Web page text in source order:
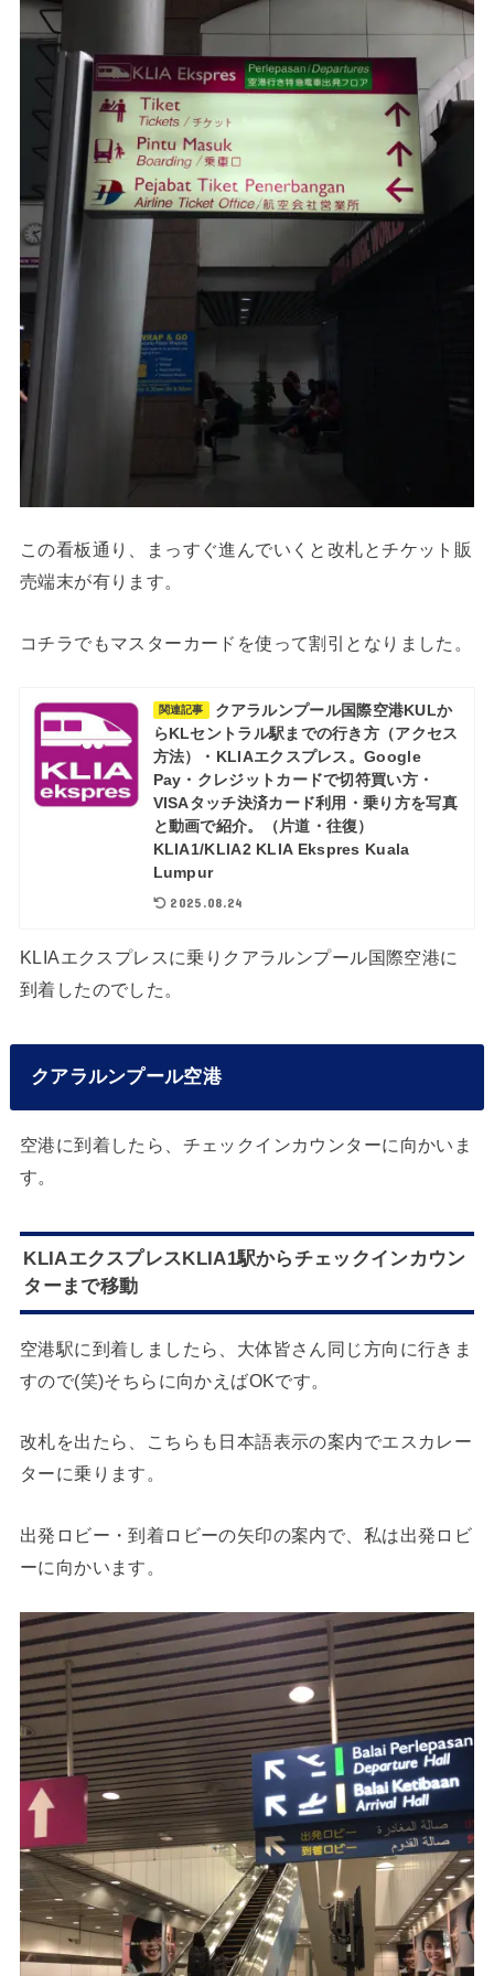
この看板通り、まっすぐ進んでいくと改札とチケット販
売端末が有ります。
コチラでもマスターカードを使って割引となりました。
関連記事
クアラルンプール国際空港KULか
らKLセントラル駅までの行き方（アクセス
方法）・KLIAエクスプレス。Google
Pay・クレジットカードで切符買い方・
VISAタッチ決済カード利用・乗り方を写真
と動画で紹介。（片道・往復）
KLIA1/KLIA2 KLIA Ekspres Kuala
Lumpur
2025.08.24
KLIAエクスプレスに乗りクアラルンプール国際空港に
到着したのでした。
クアラルンプール空港
空港に到着したら、チェックインカウンターに向かいま
す。
KLIAエクスプレスKLIA1駅からチェックインカウン
ターまで移動
空港駅に到着しましたら、大体皆さん同じ方向に行きま
すので(笑)そちらに向かえばOKです。
改札を出たら、こちらも日本語表示の案内でエスカレー
ターに乗ります。
出発ロビー・到着ロビーの矢印の案内で、私は出発ロビ
ーに向かいます。